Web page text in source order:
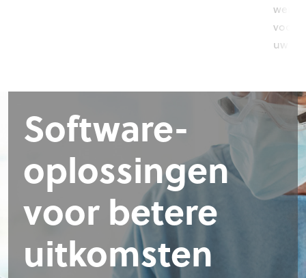
werk
uw
Software-
oplossingen
voor betere
uitkomsten